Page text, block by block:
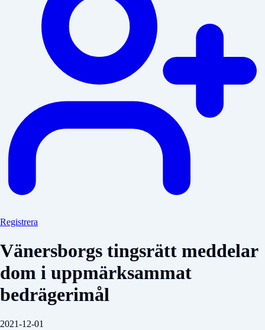
Registrera
Vänersborgs tingsrätt meddelar
dom i uppmärksammat
bedrägerimål
2021-12-01